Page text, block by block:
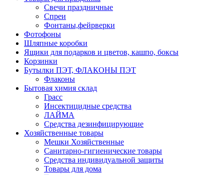
Свечи праздничные
Спреи
Фонтаны,фейрверки
Фотофоны
Шляпные коробки
Ящики для подарков и цветов, кашпо, боксы
Корзинки
Бутылки ПЭТ, ФЛАКОНЫ ПЭТ
Флаконы
Бытовая химия склад
Грасс
Инсектицидные средства
ЛАЙМА
Средства дезинфицирующие
Хозяйственные товары
Мешки Хозяйственные
Санитарно-гигиенические товары
Средства индивидуальной защиты
Товары для дома